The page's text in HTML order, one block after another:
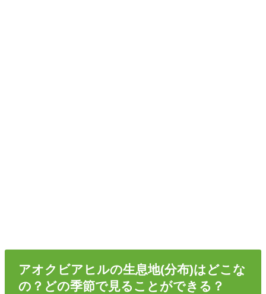
アオクビアヒルの生息地(分布)はどこな
の？どの季節で見ることができる？